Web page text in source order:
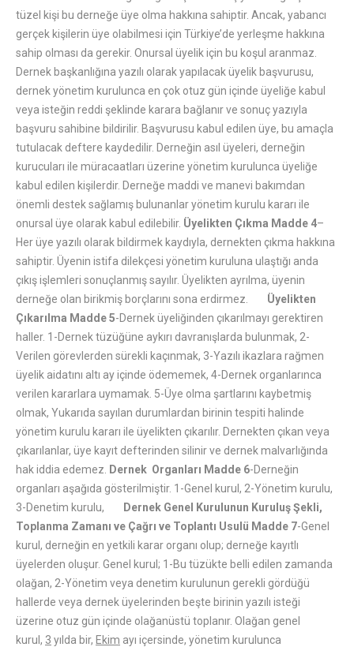
tüzel kişi bu derneğe üye olma hakkına sahiptir. Ancak, yabancı
gerçek kişilerin üye olabilmesi için Türkiye’de yerleşme hakkına
sahip olması da gerekir. Onursal üyelik için bu koşul aranmaz.
Dernek başkanlığına yazılı olarak yapılacak üyelik başvurusu,
dernek yönetim kurulunca en çok otuz gün içinde üyeliğe kabul
veya isteğin reddi şeklinde karara bağlanır ve sonuç yazıyla
başvuru sahibine bildirilir. Başvurusu kabul edilen üye, bu amaçla
tutulacak deftere kaydedilir. Derneğin asıl üyeleri, derneğin
kurucuları ile müracaatları üzerine yönetim kurulunca üyeliğe
kabul edilen kişilerdir. Derneğe maddi ve manevi bakımdan
önemli destek sağlamış bulunanlar yönetim kurulu kararı ile
onursal üye olarak kabul edilebilir. Üyelikten Çıkma Madde 4–
Her üye yazılı olarak bildirmek kaydıyla, dernekten çıkma hakkına
sahiptir. Üyenin istifa dilekçesi yönetim kuruluna ulaştığı anda
çıkış işlemleri sonuçlanmış sayılır. Üyelikten ayrılma, üyenin
derneğe olan birikmiş borçlarını sona erdirmez.
Üyelikten
Çıkarılma Madde 5-Dernek üyeliğinden çıkarılmayı gerektiren
haller. 1-Dernek tüzüğüne aykırı davranışlarda bulunmak, 2-
Verilen görevlerden sürekli kaçınmak, 3-Yazılı ikazlara rağmen
üyelik aidatını altı ay içinde ödememek, 4-Dernek organlarınca
verilen kararlara uymamak. 5-Üye olma şartlarını kaybetmiş
olmak, Yukarıda sayılan durumlardan birinin tespiti halinde
yönetim kurulu kararı ile üyelikten çıkarılır. Dernekten çıkan veya
çıkarılanlar, üye kayıt defterinden silinir ve dernek malvarlığında
hak iddia edemez.
Dernek Organları Madde 6-Derneğin
organları aşağıda gösterilmiştir. 1-Genel kurul, 2-Yönetim kurulu,
3-Denetim kurulu,
Dernek Genel Kurulunun Kuruluş Şekli,
Toplanma Zamanı ve Çağrı ve Toplantı Usulü Madde 7-Genel
kurul, derneğin en yetkili karar organı olup; derneğe kayıtlı
üyelerden oluşur. Genel kurul; 1-Bu tüzükte belli edilen zamanda
olağan, 2-Yönetim veya denetim kurulunun gerekli gördüğü
hallerde veya dernek üyelerinden beşte birinin yazılı isteği
üzerine otuz gün içinde olağanüstü toplanır. Olağan genel
kurul, 3 yılda bir, Ekim ayı içersinde, yönetim kurulunca